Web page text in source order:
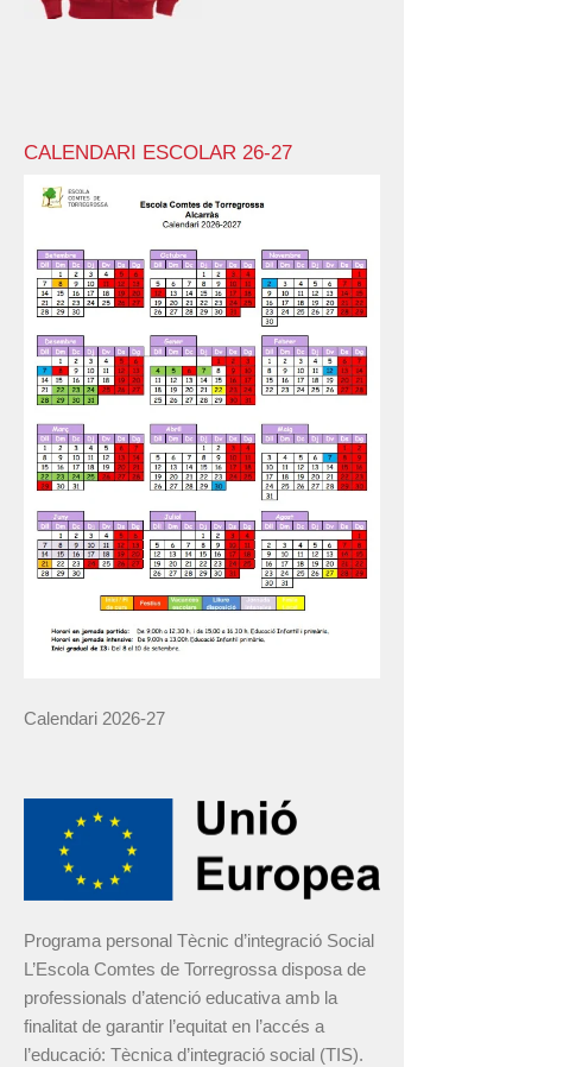
CALENDARI ESCOLAR 26-27
Calendari 2026-27
Programa personal Tècnic d’integració Social
L’Escola Comtes de Torregrossa disposa de
professionals d’atenció educativa amb la
finalitat de garantir l’equitat en l’accés a
l’educació: Tècnica d’integració social (TIS).